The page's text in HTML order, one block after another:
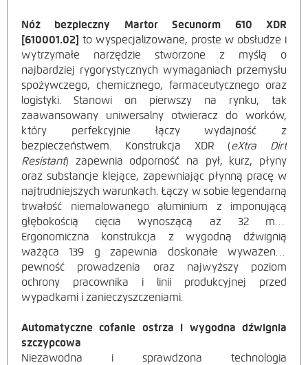
OPIS
PRODUKTU
Nóż bezpieczny Martor Secunorm 610 XDR
[610001.02] to wyspecjalizowane, proste w obsłudze i
wytrzymałe narzędzie stworzone z myślą o
najbardziej rygorystycznych wymaganiach przemysłu
spożywczego, chemicznego, farmaceutycznego oraz
logistyki. Stanowi on pierwszy na rynku, tak
zaawansowany uniwersalny otwieracz do worków,
który perfekcyjnie łączy wydajność z
bezpieczeństwem. Konstrukcja XDR (eXtra Dirt
Resistant) zapewnia odporność na pył, kurz, płyny
oraz substancje klejące, zapewniając płynną pracę w
najtrudniejszych warunkach. Łączy w sobie legendarną
trwałość niemalowanego aluminium z imponującą
głębokością cięcia wynoszącą aż
32 mm.
Ergonomiczna konstrukcja z wygodną dźwignią
ważąca
139 g zapewnia doskonałe wyważenie,
pewność prowadzenia oraz najwyższy poziom
ochrony pracownika i linii produkcyjnej przed
wypadkami i zanieczyszczeniami.
Automatyczne cofanie ostrza i wygodna dźwignia
szczypcowa
Niezawodna i sprawdzona technologia